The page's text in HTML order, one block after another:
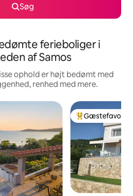
Søg
ferieboliger i
af Samos
ophold er højt bedømt med
renhed med mere.
Bedste
Gæstefavorit